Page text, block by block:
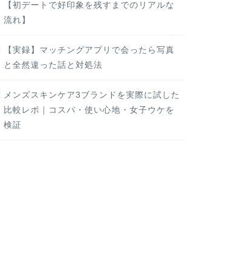
【初デートで好印象を残すまでのリアルな
流れ】
【実録】マッチングアプリで会ったら写真
と全然違った話と対処法
メンズスキンケア3ブランドを実際に試した
比較レポ｜コスパ・使い心地・女子ウケを
検証